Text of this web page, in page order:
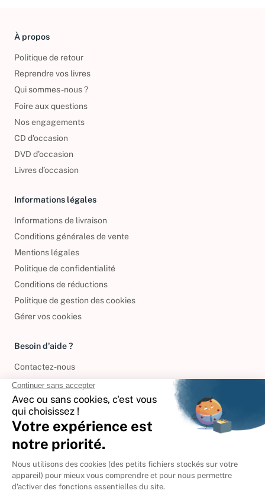
À propos
Politique de retour
Reprendre vos livres
Qui sommes-nous ?
Foire aux questions
Nos engagements
CD d'occasion
DVD d'occasion
Livres d’occasion
Informations légales
Informations de livraison
Conditions générales de vente
Mentions légales
Politique de confidentialité
Conditions de réductions
Politique de gestion des cookies
Gérer vos cookies
Besoin d'aide ?
Contactez-nous
International
🇪🇸Espagne
🇮🇹Italie